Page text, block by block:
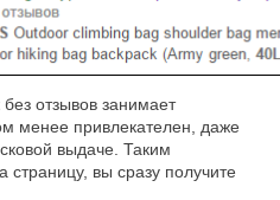
без отзывов занимает
менее привлекателен, даже
выдаче. Таким
вы сразу получите